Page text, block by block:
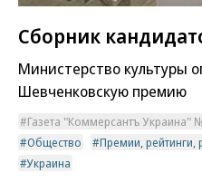
Сборник
Министерство культуры
Шевченковскую премию
Газета "Коммерсантъ Украина"
Общество
Премии, рейтинги,
Украина